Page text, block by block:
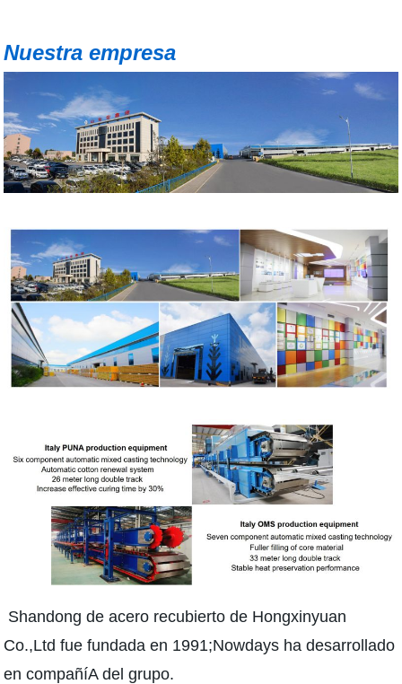
Nuestra empresa
Shandong de acero recubierto de Hongxinyuan
Co.,Ltd fue fundada en 1991;Nowdays ha desarrollado
en compañíA del grupo.